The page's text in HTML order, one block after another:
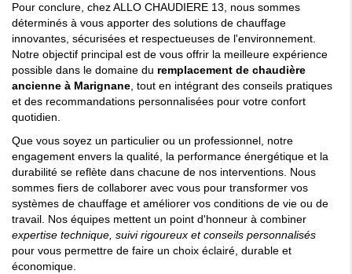
Pour conclure, chez ALLO CHAUDIERE 13, nous sommes
déterminés à vous apporter des solutions de chauffage
innovantes, sécurisées et respectueuses de l'environnement.
Notre objectif principal est de vous offrir la meilleure expérience
possible dans le domaine du remplacement de chaudière
ancienne à Marignane, tout en intégrant des conseils pratiques
et des recommandations personnalisées pour votre confort
quotidien.
Que vous soyez un particulier ou un professionnel, notre
engagement envers la qualité, la performance énergétique et la
durabilité se reflète dans chacune de nos interventions. Nous
sommes fiers de collaborer avec vous pour transformer vos
systèmes de chauffage et améliorer vos conditions de vie ou de
travail. Nos équipes mettent un point d'honneur à combiner
expertise technique, suivi rigoureux et conseils personnalisés
pour vous permettre de faire un choix éclairé, durable et
économique.